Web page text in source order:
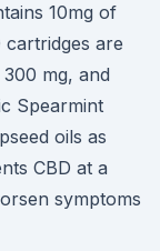
10mg of
cartridges are
mg, and
Spearmint
oils as
CBD at a
symptoms